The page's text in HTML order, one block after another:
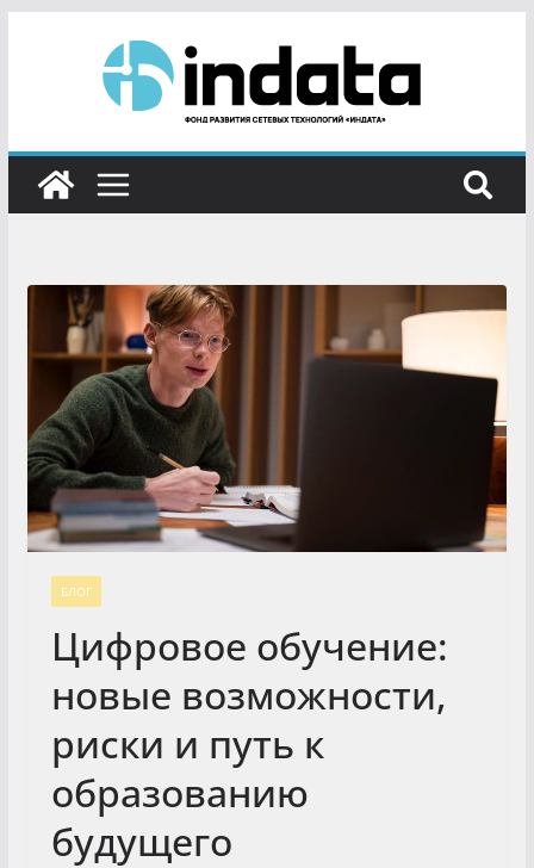
БЛОГ
Цифровое обучение:
новые возможности,
риски и путь к
образованию
будущего